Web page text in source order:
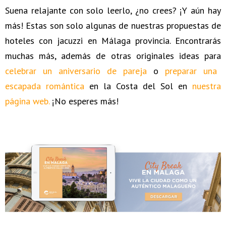
Suena relajante con solo leerlo, ¿no crees? ¡Y aún hay
más! Estas son solo algunas de nuestras propuestas de
hoteles con jacuzzi en Málaga provincia. Encontrarás
muchas más, además de otras originales ideas para
celebrar un aniversario de pareja o preparar una
escapada romántica en la Costa del Sol en nuestra
página web. ¡No esperes más!